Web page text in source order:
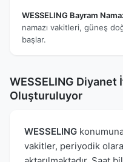
WESSELING Bayram
namazı vakitleri, güneş
başlar.
WESSELING Diyanet
Oluşturuluyor
WESSELING
vakitler, periyodik